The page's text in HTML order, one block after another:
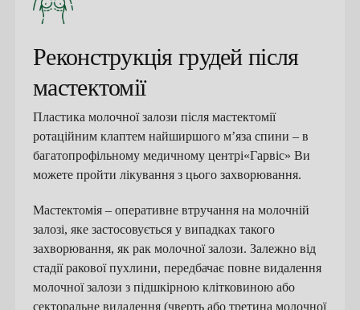
Реконструкція грудей після
мастектомії
Пластика молочної залози після мастектомії
ротаційним клаптем найширшого м’яза спини – в
багатопрофільному медичному центрі«Гарвіс» Ви
можете пройти лікування з цього захворювання.
Мастектомія – оперативне втручання на молочній
залозі, яке застосовується у випадках такого
захворювання, як рак молочної залози. Залежно від
стадії ракової пухлини, передбачає повне видалення
молочної залози з підшкірною клітковиною або
секторальне видалення (чверть або третина молочної